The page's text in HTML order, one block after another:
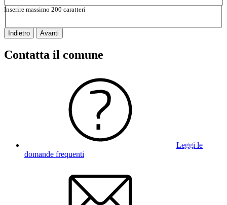
Inserire massimo 200 caratteri
Indietro Avanti
Contatta il comune
Leggi le
domande frequenti